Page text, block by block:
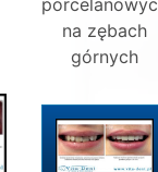
na zębach
górnych